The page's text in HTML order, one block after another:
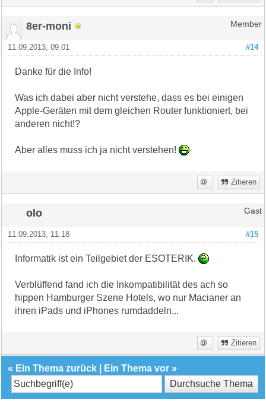
8er-moni Member
#14
11.09.2013, 09:01
Danke für die Info!
Was ich dabei aber nicht verstehe, dass es bei einigen
Apple-Geräten mit dem gleichen Router funktioniert, bei
anderen nicht!?
Aber alles muss ich ja nicht verstehen!
Zitieren
olo Gast
#15
11.09.2013, 11:18
Informatik ist ein Teilgebiet der ESOTERIK.
Verblüffend fand ich die Inkompatibilität des ach so
hippen Hamburger Szene Hotels, wo nur Macianer an
ihren iPads und iPhones rumdaddeln...
Zitieren
« Ein Thema zurück Ein Thema vor »